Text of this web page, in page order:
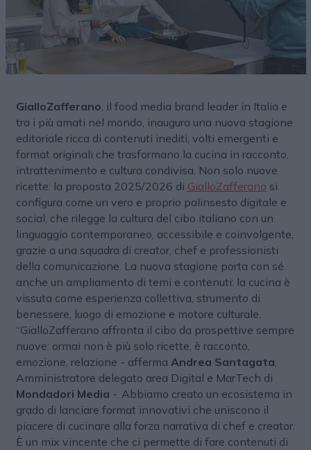
GialloZafferano, il food media brand leader in Italia e
tra i più amati nel mondo, inaugura una nuova stagione
editoriale ricca di contenuti inediti, volti emergenti e
format originali che trasformano la cucina in racconto,
intrattenimento e cultura condivisa. Non solo nuove
ricette: la proposta 2025/2026 di GialloZafferano si
configura come un vero e proprio palinsesto digitale e
social, che rilegge la cultura del cibo italiano con un
linguaggio contemporaneo, accessibile e coinvolgente,
grazie a una squadra di creator, chef e professionisti
della comunicazione. La nuova stagione porta con sé
anche un ampliamento di temi e contenuti: la cucina è
vissuta come esperienza collettiva, strumento di
benessere, luogo di emozione e motore culturale.
“GialloZafferano affronta il cibo da prospettive sempre
nuove: ormai non è più solo ricette, è racconto,
emozione, relazione - afferma Andrea Santagata,
Amministratore delegato area Digital e MarTech di
Mondadori Media -. Abbiamo creato un ecosistema in
grado di lanciare format innovativi che uniscono il
piacere di cucinare alla forza narrativa di chef e creator.
È un mix vincente che ci permette di fare contenuti di